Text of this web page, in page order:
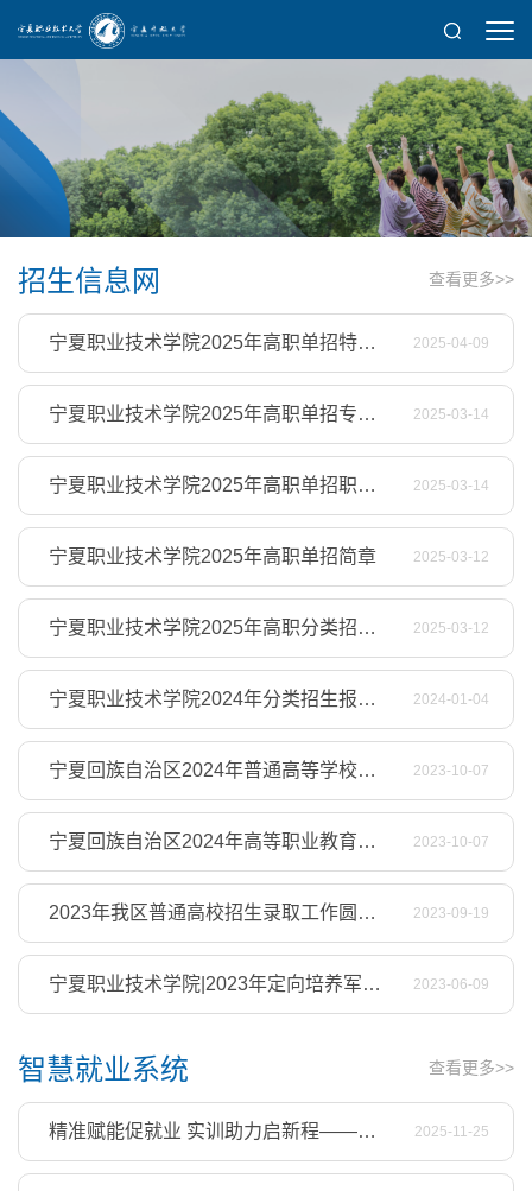
招生信息网 查看更多>>
宁夏职业技术学院2025年高职单招特长生计划公示 2025-04-09
宁夏职业技术学院2025年高职单招专业及计划 2025-03-14
宁夏职业技术学院2025年高职单招职业适应性测试考试大纲 2025-03-14
宁夏职业技术学院2025年高职单招简章 2025-03-12
宁夏职业技术学院2025年高职分类招生章程 2025-03-12
宁夏职业技术学院2024年分类招生报考指南 2024-01-04
宁夏回族自治区2024年普通高等学校招生考试报名办法 2023-10-07
宁夏回族自治区2024年高等职业教育面向中等职业学校毕业生招生考试报名办法 2023-10-07
2023年我区普通高校招生录取工作圆满结束 2023-09-19
宁夏职业技术学院|2023年定向培养军士招生简章 2023-06-09
智慧就业系统 查看更多>>
精准赋能促就业 实训助力启新程——学校求职能力实训营圆满结业 2025-11-25